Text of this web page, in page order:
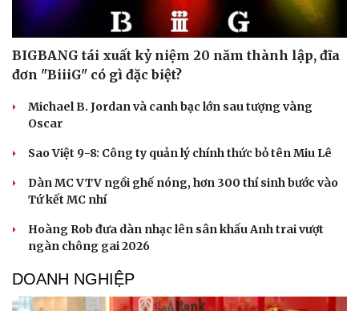
BIGBANG tái xuất kỷ niệm 20 năm thành lập, đĩa
đơn "BiiiG" có gì đặc biệt?
Michael B. Jordan và canh bạc lớn sau tượng vàng
Oscar
Sao Việt 9-8: Công ty quản lý chính thức bỏ tên Miu Lê
Dàn MC VTV ngồi ghế nóng, hơn 300 thí sinh bước vào
Tứ kết MC nhí
Hoàng Rob đưa dàn nhạc lên sân khấu Anh trai vượt
ngàn chông gai 2026
DOANH NGHIỆP